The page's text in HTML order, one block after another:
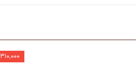
۳۱۰,۰۰۰ تومان